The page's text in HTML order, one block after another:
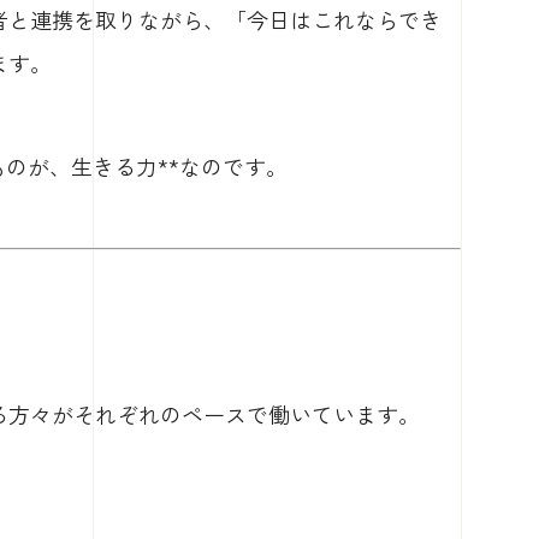
連携を取りながら、「今日はこれならでき
。
が、生きる力**なのです。
々がそれぞれのペースで働いています。